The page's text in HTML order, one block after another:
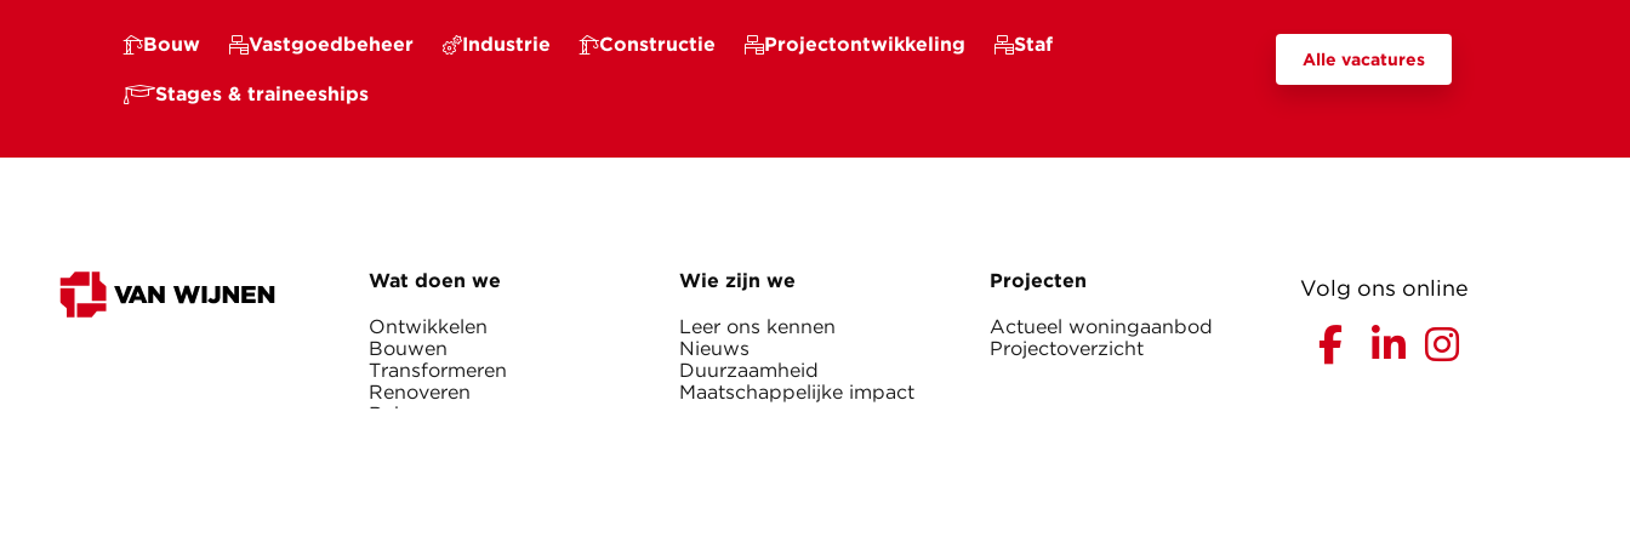
Bouw Vastgoedbeheer Industrie Constructie Projectontwikkeling Staf
Stages & traineeships
Alle vacatures
Wat doen we
Ontwikkelen
Bouwen
Transformeren
Renoveren
Beheren
Wie zijn we
Leer ons kennen
Nieuws
Duurzaamheid
Maatschappelijke impact
Projecten
Actueel woningaanbod
Projectoverzicht
Volg ons online